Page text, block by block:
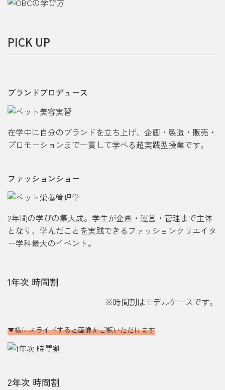
PICK UP
ブランドプロデュース
在学中に自分のブランドを立ち上げ、企画・製造・販売・
プロモーションまで一貫して学べる超実践型授業です。
ファッションショー
2年間の学びの集大成。学生が企画・運営・管理まで主体
となり、学んだことを実践できるファッションクリエイタ
ー学科最大のイベント。
1年次 時間割
※時間割はモデルケースです。
横にスライドすると画像をご覧いただけます
2年次 時間割